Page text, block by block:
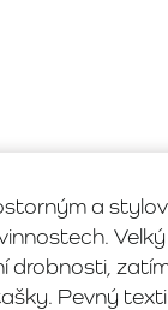
a
drobnosti,
Pevný